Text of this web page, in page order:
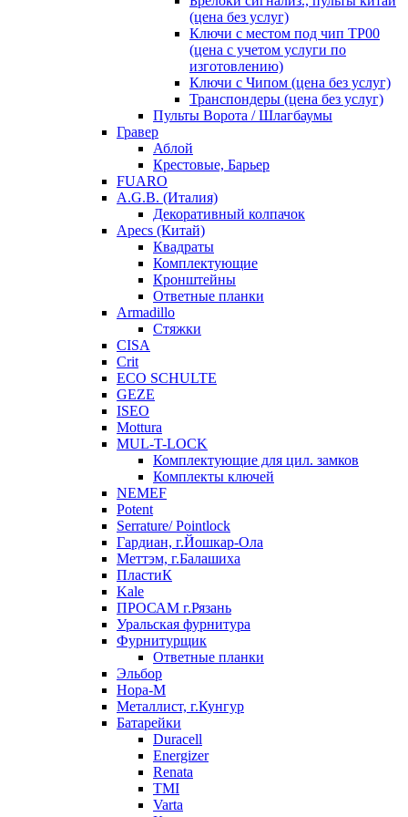
(цена без услуг)
Ключи с местом под чип TP00
(цена с учетом услуги по
изготовлению)
Ключи с Чипом (цена без услуг)
Транспондеры (цена без услуг)
Пульты Ворота / Шлагбаумы
Гравер
Аблой
Крестовые, Барьер
FUARO
A.G.B. (Италия)
Декоративный колпачок
Apecs (Китай)
Квадраты
Комплектующие
Кронштейны
Ответные планки
Armadillo
Стяжки
CISA
Crit
ECO SCHULTE
GEZE
ISEO
Mottura
MUL-T-LOCK
Комплектующие для цил. замков
Комплекты ключей
NEMEF
Potent
Serrature/ Pointlock
Гардиан, г.Йошкар-Ола
Меттэм, г.Балашиха
ПластиК
Kale
ПРОСАМ г.Рязань
Уральская фурнитура
Фурнитурщик
Ответные планки
Эльбор
Нора-М
Металлист, г.Кунгур
Батарейки
Duracell
Energizer
Renata
TMI
Varta